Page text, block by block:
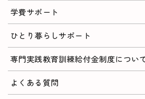
学費サポート
ひとり暮らしサポート
専門実践教育訓練給付金制度につい
よくある質問